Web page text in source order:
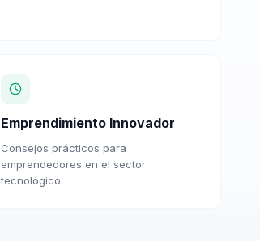
Emprendimiento Innovador
Consejos prácticos para
emprendedores en el sector
tecnológico.